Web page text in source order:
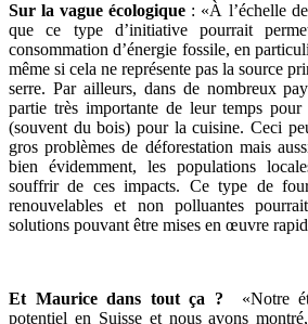
Sur la vague écologique : «À l’échelle
que ce type d’initiative pourrait
consommation d’énergie fossile, en
même si cela ne représente pas la source
serre. Par ailleurs, dans de nombreux
partie très importante de leur temps
(souvent du bois) pour la cuisine. Ceci
gros problèmes de déforestation mais
bien évidemment, les populations
souffrir de ces impacts. Ce type de
renouvelables et non polluantes
solutions pouvant être mises en œuvre
Et Maurice dans tout ça ?
«Notre
potentiel en Suisse et nous avons